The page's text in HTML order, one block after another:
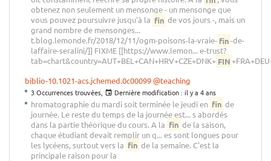
obtenez non seulement un mensonge - un mensonge que
vous pouvez poursuivre jusqu'à la fin de vos jours -, mais un
grand nombre de mensonges...
t.blog.lemonde.fr/2018/12/11/ogm-poisons-la-vraie- fin-de-
laffaire-seralini/]] FIXME [[https://www.lemon... e-trust?
tab=chart&country=AUT+BEL+CAN+HRV+CZE+DNK+ FIN
biblio-10.1021-acs.jchemed.0c00099@teaching
3 Occurrences trouvées, Dernière modification : il y a 4 ans
hromatographie du mardi soit terminée le jeudi en fin de
journée. Le reste du temps de la journée est... s abordés
dans la partie théorique du cours. A la fin de la saison,
chaque étudiant devait remplir un q... es sont longues pour
les lycéens, surtout vers la fin de la semaine. C'est la
principale raison pour la